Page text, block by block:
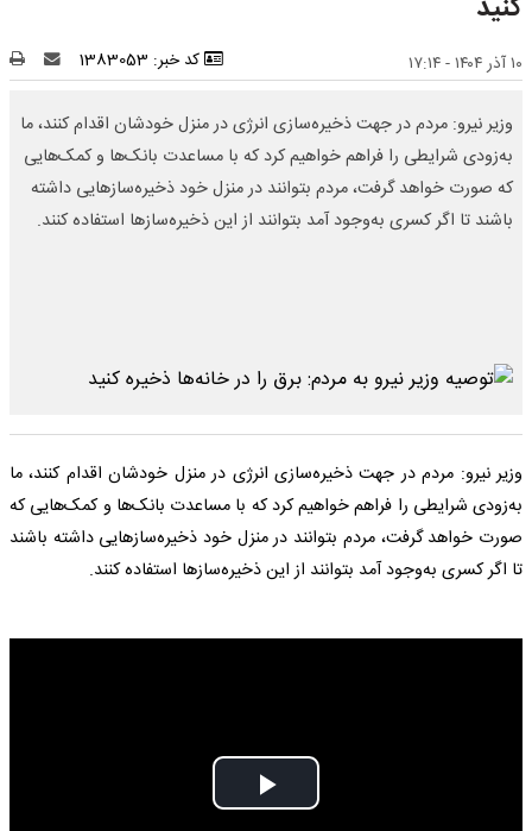
کنید
۱۰ آذر ۱۴۰۴ - ۱۷:۱۴ کد خبر: 1383053
وزیر نیرو: مردم در جهت ذخیره‌سازی انرژی در منزل خودشان اقدام کنند، ما
به‌زودی شرایطی را فراهم خواهیم کرد که با مساعدت بانک‌ها و کمک‌هایی
که صورت خواهد گرفت، مردم بتوانند در منزل خود ذخیره‌سازهایی داشته
باشند تا اگر کسری به‌وجود آمد بتوانند از این ذخیره‌سازها استفاده کنند.
وزیر نیرو: مردم در جهت ذخیره‌سازی انرژی در منزل خودشان اقدام کنند، ما
به‌زودی شرایطی را فراهم خواهیم کرد که با مساعدت بانک‌ها و کمک‌هایی که
صورت خواهد گرفت، مردم بتوانند در منزل خود ذخیره‌سازهایی داشته باشند
تا اگر کسری به‌وجود آمد بتوانند از این ذخیره‌سازها استفاده کنند.
Play